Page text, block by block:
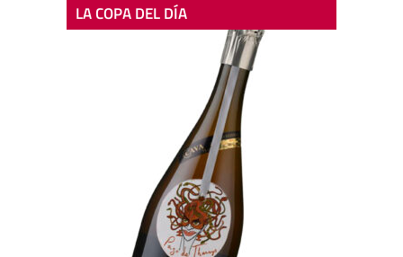
LA COPA DEL DÍA